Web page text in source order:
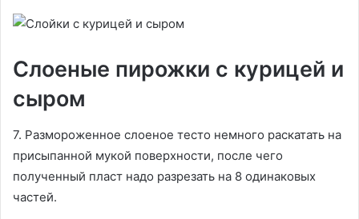
Слоеные пирожки с курицей и
сыром
7. Размороженное слоеное тесто немного раскатать на
присыпанной мукой поверхности, после чего
полученный пласт надо разрезать на 8 одинаковых
частей.